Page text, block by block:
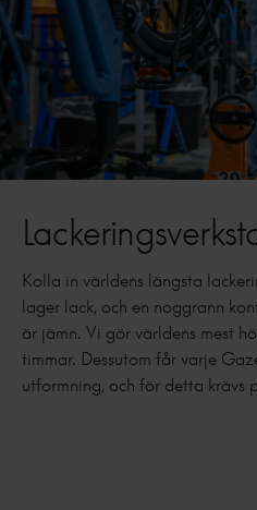
Kolla in världens längsta
lager lack, och en noggrann
är jämn. Vi gör världens mest
timmar. Dessutom får varje
utformning, och för detta krävs